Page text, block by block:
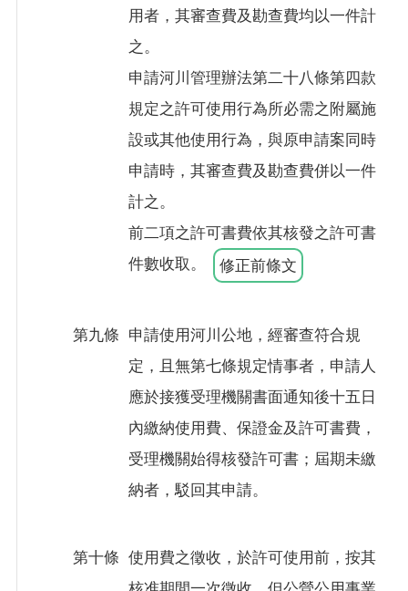
用者，其審查費及勘查費均以一件計
之。
申請河川管理辦法第二十八條第四款
規定之許可使用行為所必需之附屬施
設或其他使用行為，與原申請案同時
申請時，其審查費及勘查費併以一件
計之。
前二項之許可書費依其核發之許可書
件數收取。
修正前條文
第九條 申請使用河川公地，經審查符合規
定，且無第七條規定情事者，申請人
應於接獲受理機關書面通知後十五日
內繳納使用費、保證金及許可書費，
受理機關始得核發許可書；屆期未繳
納者，駁回其申請。
第十條 使用費之徵收，於許可使用前，按其